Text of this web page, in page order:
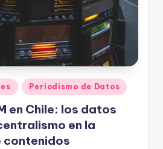
Periodismo de Datos
en Chile: los datos
en la
contenidos